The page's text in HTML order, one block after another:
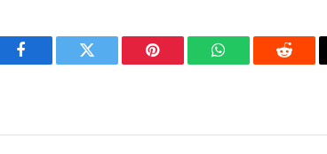
Facebook Twitter Pinterest WhatsAppReddit